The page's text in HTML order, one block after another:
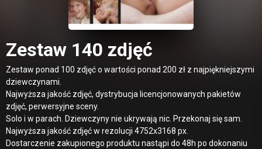
Zestaw 140 zdjęć
Zestaw ponad 100 zdjęć o wartości ponad 200 zł z najpiękniejszymi
dziewczynami.
Najwyższa jakość zdjęć, dystrybucja licencjonowanych pakietów
zdjęć, perwersyjne sceny.
Solo i w parach. Dziewczyny nie ukrywają nic. Przekonaj się sam.
Najwyższa jakość zdjęć w rezolucji 4752x3168 px.
Dostarczenie zakupionego produktu nastąpi do 48h po dokonaniu